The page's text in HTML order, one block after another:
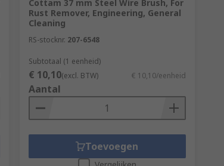
Cottam 37 mm Steel Wire Brush, For
Rust Remover, Engineering, General
Cleaning
RS-stocknr. 207-6548
Subtotaal (1 eenheid)
€ 10,10(excl. BTW) € 10,10/eenheid
Aantal
Toevoegen